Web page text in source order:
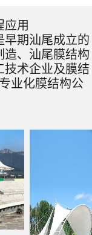
应用
早期汕尾成立的
造、汕尾膜结构
技术企业及膜结
业化膜结构公